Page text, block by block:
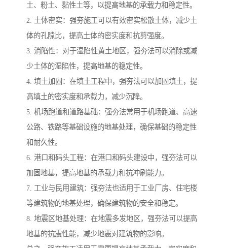
土、粉土、黏性土等，以提高地基的承载力和稳定性。
2. 土体密实：强夯施工可以有效密实松散土体，减少土
体的孔隙比，提高土体的密实度和抗剪强度。
3. 消陷性：对于湿陷性黄土地区，强夯法可以消除或减
少土体的湿陷性，提高地基的稳定性。
4. 填土加固：在填土工程中，强夯法可以加固填土，提
高填土的密实度和承载力，减少沉降。
5. 机场跑道和道路基础：强夯法常用于机场跑道、高速
公路、铁路等基础设施的地基处理，确保基础的稳定性
和耐久性。
6. 港口和码头工程：在港口和码头建设中，强夯法可以
加固地基，提高地基的承载力和抗冲刷能力。
7. 工业与民用建筑：强夯法也适用于工业厂房、住宅楼
等建筑物的地基处理，确保建筑物的安全和稳定。
8. 地震区地基处理：在地震多发地区，强夯法可以提高
地基的抗震性能，减少地震对建筑物的影响。